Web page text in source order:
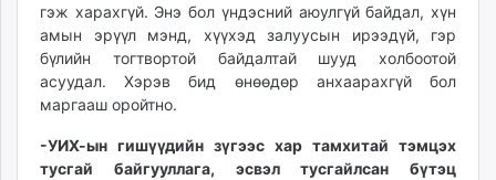
гэж харахгүй. Энэ бол үндэсний аюулгүй байдал, хүн
амын эрүүл мэнд, хүүхэд залуусын ирээдүй, гэр
бүлийн тогтвортой байдалтай шууд холбоотой
асуудал. Хэрэв бид өнөөдөр анхаарахгүй бол
маргааш оройтно.
-УИХ-ын гишүүдийн зүгээс хар тамхитай тэмцэх
тусгай байгууллага, эсвэл тусгайлсан бүтэц